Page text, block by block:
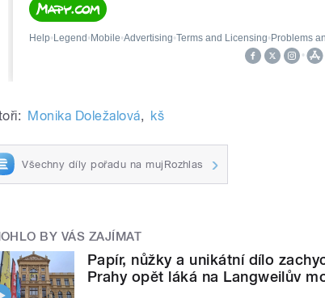
Monika Doležalová, kš
Všechny díly pořadu na mujRozhlas
BY VÁS ZAJÍMAT
Papír, nůžky a unikátní dílo
Prahy opět láká na Langweilův